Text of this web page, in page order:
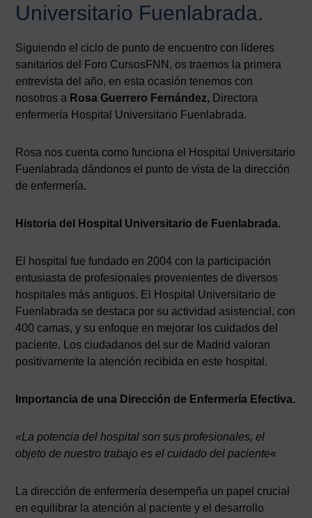
Universitario Fuenlabrada.
Siguiendo el ciclo de punto de encuentro con líderes
sanitarios del Foro CursosFNN, os traemos la primera
entrevista del año, en esta ocasión tenemos con
nosotros a Rosa Guerrero Fernández, Directora
enfermería Hospital Universitario Fuenlabrada.
Rosa nos cuenta como funciona el Hospital Universitario
Fuenlabrada dándonos el punto de vista de la dirección
de enfermería.
Historia del Hospital Universitario de Fuenlabrada.
El hospital fue fundado en 2004 con la participación
entusiasta de profesionales provenientes de diversos
hospitales más antiguos. El Hospital Universitario de
Fuenlabrada se destaca por su actividad asistencial, con
400 camas, y su enfoque en mejorar los cuidados del
paciente. Los ciudadanos del sur de Madrid valoran
positivamente la atención recibida en este hospital.
Importancia de una Dirección de Enfermería Efectiva.
«La potencia del hospital son sus profesionales, el
objeto de nuestro trabajo es el cuidado del paciente«
La dirección de enfermería desempeña un papel crucial
en equilibrar la atención al paciente y el desarrollo